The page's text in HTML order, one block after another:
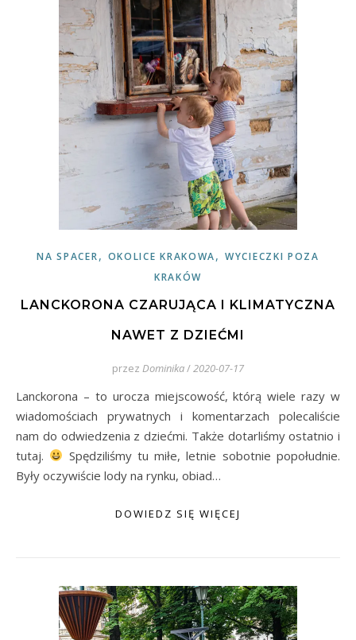
NA SPACER, OKOLICE KRAKOWA, WYCIECZKI POZA
KRAKÓW
LANCKORONA CZARUJĄCA I KLIMATYCZNA
NAWET Z DZIEĆMI
przez Dominika/2020-07-17
Lanckorona – to urocza miejscowość, którą wiele razy w
wiadomościach prywatnych i komentarzach polecaliście
nam do odwiedzenia z dziećmi. Także dotarliśmy ostatnio i
tutaj.
Spędziliśmy tu miłe, letnie sobotnie popołudnie.
Były oczywiście lody na rynku, obiad…
DOWIEDZ SIĘ WIĘCEJ